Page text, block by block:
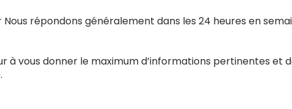
répondons généralement dans les 24 heures en
à vous donner le maximum d’informations pertinentes